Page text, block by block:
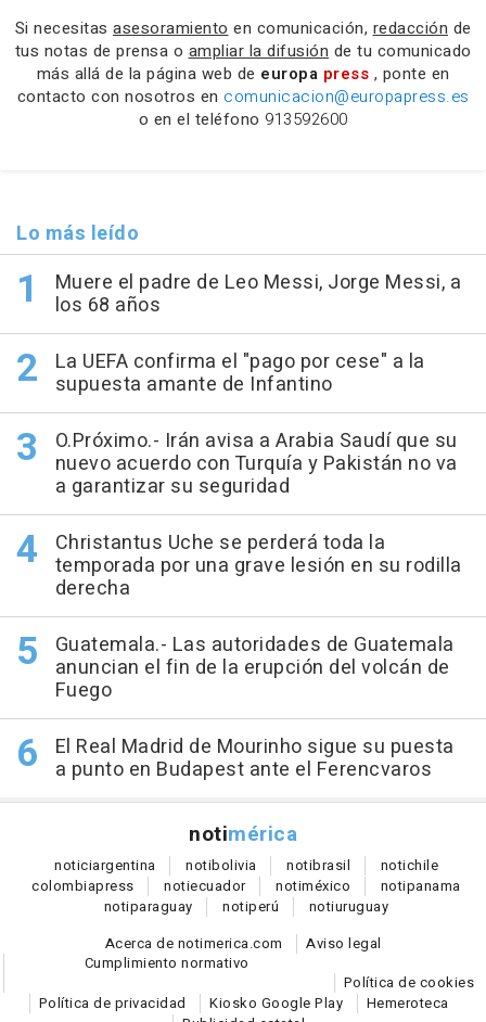
Si necesitas asesoramiento en comunicación, redacción de
tus notas de prensa o ampliar la difusión de tu comunicado
más allá de la página web de europa press , ponte en
contacto con nosotros en comunicacion@europapress.es
o en el teléfono 913592600
Lo más leído
Muere el padre de Leo Messi, Jorge Messi, a
los 68 años
La UEFA confirma el "pago por cese" a la
supuesta amante de Infantino
O.Próximo.- Irán avisa a Arabia Saudí que su
nuevo acuerdo con Turquía y Pakistán no va
a garantizar su seguridad
Christantus Uche se perderá toda la
temporada por una grave lesión en su rodilla
derecha
Guatemala.- Las autoridades de Guatemala
anuncian el fin de la erupción del volcán de
Fuego
El Real Madrid de Mourinho sigue su puesta
a punto en Budapest ante el Ferencvaros
notimérica
noticiargentina notibolivia notibrasil notichile
colombiapress notiecuador notiméxico notipanama
notiparaguay notiperú notiuruguay
Acerca de notimerica.com
Aviso legal
Cumplimiento normativo
Política de cookies
Política de privacidad
Kiosko Google Play
Hemeroteca